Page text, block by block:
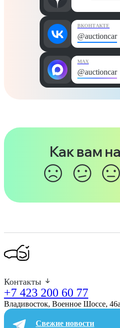
ВКОНТАКТЕ
@auctioncar
MAX
@auctioncar
Как вам
Контакты
+7 423 200 60 77
Владивосток, Военное Шоссе, 46а​
Свежие новости